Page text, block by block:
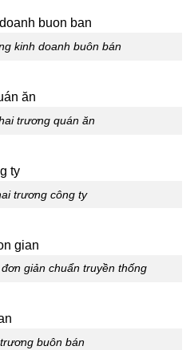
kinh doanh buôn bán
trương quán ăn
trương công ty
giản chuẩn truyền thống
buôn bán